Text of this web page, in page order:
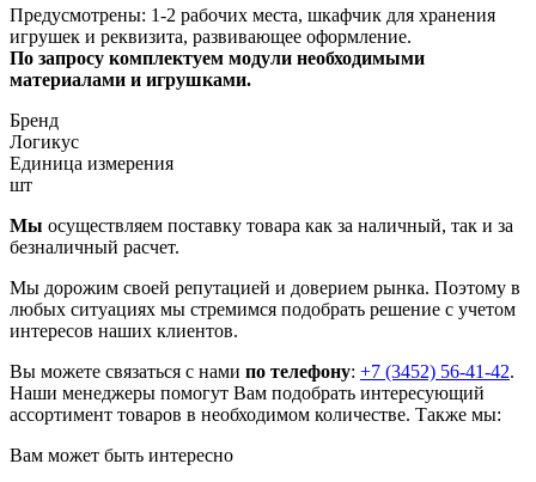
Предусмотрены: 1-2 рабочих места, шкафчик для хранения
игрушек и реквизита, развивающее оформление.
По запросу комплектуем модули необходимыми
материалами и игрушками.
Бренд
Логикус
Единица измерения
шт
Мы осуществляем поставку товара как за наличный, так и за
безналичный расчет.
Мы дорожим своей репутацией и доверием рынка. Поэтому в
любых ситуациях мы стремимся подобрать решение с учетом
интересов наших клиентов.
Вы можете связаться с нами по телефону: +7 (3452) 56-41-42.
Наши менеджеры помогут Вам подобрать интересующий
ассортимент товаров в необходимом количестве. Также мы:
Вам может быть интересно